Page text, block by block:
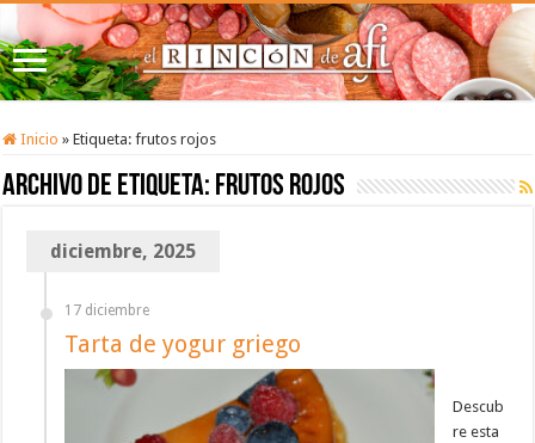
Inicio » Etiqueta:frutos rojos
Archivo de etiqueta: frutos rojos
diciembre, 2025
17 diciembre
Tarta de yogur griego
Descub
re esta